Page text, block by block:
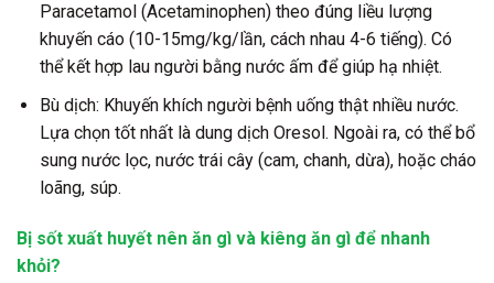
Paracetamol (Acetaminophen) theo đúng liều lượng
khuyến cáo (10-15mg/kg/lần, cách nhau 4-6 tiếng). Có
thể kết hợp lau người bằng nước ấm để giúp hạ nhiệt.
Bù dịch: Khuyến khích người bệnh uống thật nhiều nước.
Lựa chọn tốt nhất là dung dịch Oresol. Ngoài ra, có thể bổ
sung nước lọc, nước trái cây (cam, chanh, dừa), hoặc cháo
loãng, súp.
Bị sốt xuất huyết nên ăn gì và kiêng ăn gì để nhanh
khỏi?